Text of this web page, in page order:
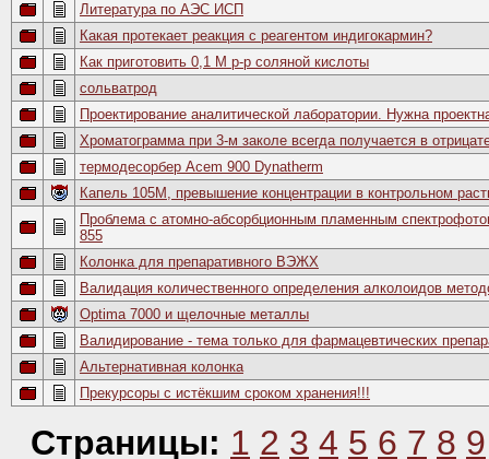
Литература по АЭС ИСП
Какая протекает реакция c реагентом индигокармин?
Как приготовить 0,1 М р-р соляной кислоты
сольватрод
Проектирование аналитической лаборатории. Нужна
Хроматограмма при 3-м заколе всегда получается в
термодесорбер Acem 900 Dynatherm
Капель 105М, превышение концентрации в контрольном
Проблема с атомно-абсорбционным пламенным
855
Колонка для препаративного ВЭЖХ
Валидация количественного определения алколоидов
Optima 7000 и щелочные металлы
Валидирование - тема только для фармацевтических
Альтернативная колонка
Прекурсоры с истёкшим сроком хранения!!!
Страницы: 1 2 3 4 5 6 7 8 9